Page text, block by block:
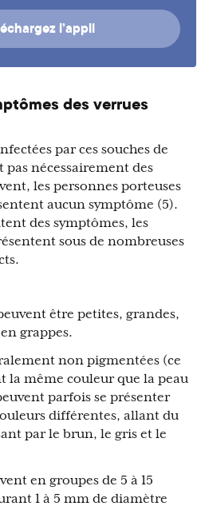
l’appli
des verrues
par ces souches de
nécessairement des
les personnes porteuses
aucun symptôme (5).
des symptômes, les
sous de nombreuses
être petites, grandes,
grappes.
non pigmentées (ce
la même couleur que la peau
parfois se présenter
différentes, allant du
par le brun, le gris et le
en groupes de 5 à 15
1 à 5 mm de diamètre